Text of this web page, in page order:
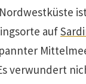
auf
verwundert